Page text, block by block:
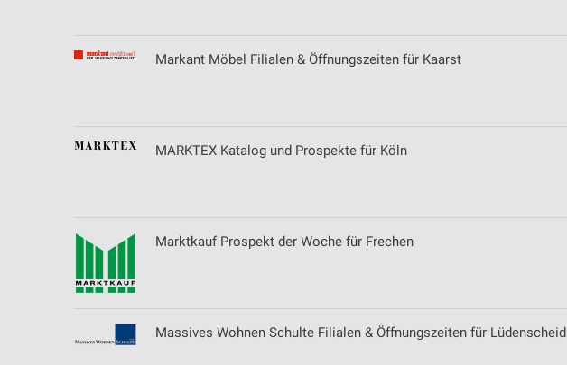
Markant Möbel Filialen & Öffnungszeiten für Kaarst
MARKTEX Katalog und Prospekte für Köln
Marktkauf Prospekt der Woche für Frechen
Massives Wohnen Schulte Filialen & Öffnungszeiten für Lüdenscheid